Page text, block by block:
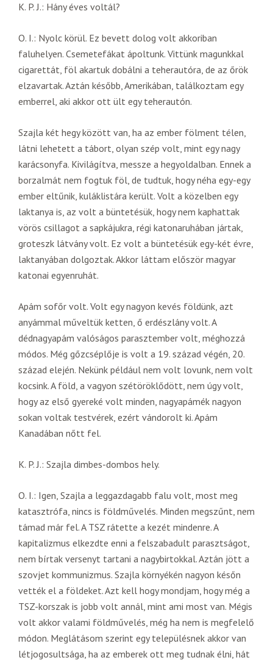
K. P. J.: Hány éves voltál?
O. I.: Nyolc körül. Ez bevett dolog volt akkoriban
faluhelyen. Csemetefákat ápoltunk. Vittünk magunkkal
cigarettát, föl akartuk dobálni a teherautóra, de az őrök
elzavartak. Aztán később, Amerikában, találkoztam egy
emberrel, aki akkor ott ült egy teherautón.
Szajla két hegy között van, ha az ember fölment télen,
látni lehetett a tábort, olyan szép volt, mint egy nagy
karácsonyfa. Kivilágítva, messze a hegyoldalban. Ennek a
borzalmát nem fogtuk föl, de tudtuk, hogy néha egy-egy
ember eltűnik, kuláklistára került. Volt a közelben egy
laktanya is, az volt a büntetésük, hogy nem kaphattak
vörös csillagot a sapkájukra, régi katonaruhában jártak,
groteszk látvány volt. Ez volt a büntetésük egy-két évre,
laktanyában dolgoztak. Akkor láttam először magyar
katonai egyenruhát.
Apám sofőr volt. Volt egy nagyon kevés földünk, azt
anyámmal műveltük ketten, ő erdészlány volt. A
dédnagyapám valóságos parasztember volt, méghozzá
módos. Még gőzcséplője is volt a 19. század végén, 20.
század elején. Nekünk például nem volt lovunk, nem volt
kocsink. A föld, a vagyon szétöröklődött, nem úgy volt,
hogy az első gyereké volt minden, nagyapámék nagyon
sokan voltak testvérek, ezért vándorolt ki. Apám
Kanadában nőtt fel.
K. P. J.: Szajla dimbes-dombos hely.
O. I.: Igen, Szajla a leggazdagabb falu volt, most meg
katasztrófa, nincs is földművelés. Minden megszűnt, nem
támad már fel. A TSZ rátette a kezét mindenre. A
kapitalizmus elkezdte enni a felszabadult parasztságot,
nem bírtak versenyt tartani a nagybirtokkal. Aztán jött a
szovjet kommunizmus. Szajla környékén nagyon későn
vették el a földeket. Azt kell hogy mondjam, hogy még a
TSZ-korszak is jobb volt annál, mint ami most van. Mégis
volt akkor valami földművelés, még ha nem is megfelelő
módon. Meglátásom szerint egy településnek akkor van
létjogosultsága, ha az emberek ott meg tudnak élni, hát